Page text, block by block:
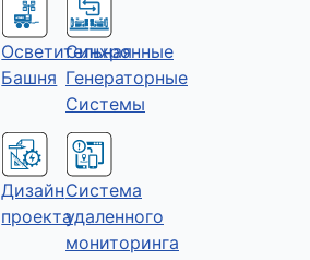
Осветительная
Башня
Синхронные
Генераторные
Системы
Дизайн
проекта
Система
удаленного
мониторинга